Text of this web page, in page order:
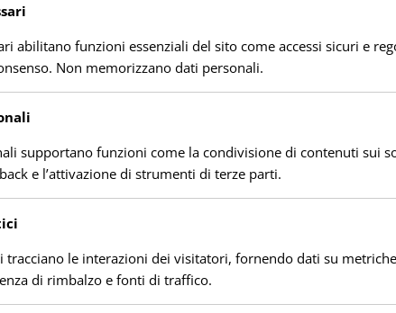
abilitano funzioni essenziali del sito come accessi sicuri e
Non memorizzano dati personali.
supportano funzioni come la condivisione di contenuti sui
e l’attivazione di strumenti di terze parti.
tracciano le interazioni dei visitatori, fornendo dati su
di rimbalzo e fonti di traffico.